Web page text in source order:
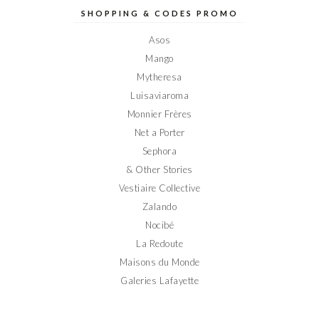
sursur sur sur sur
SHOPPING & CODES PROMO
Asos
Mango
Mytheresa
Luisaviaroma
Monnier Frères
Net a Porter
Sephora
& Other Stories
Vestiaire Collective
Zalando
Nocibé
La Redoute
Maisons du Monde
Galeries Lafayette